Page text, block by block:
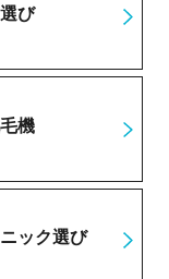
び
機
ック選び